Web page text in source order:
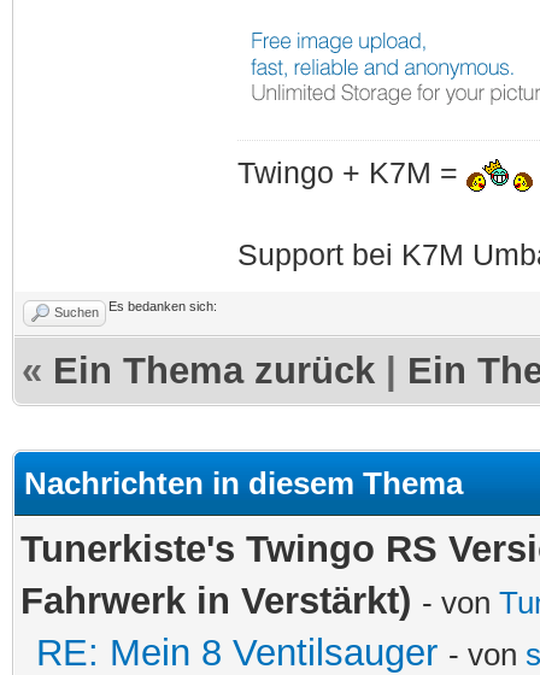
Twingo + K7M =
Support bei K7M
Suchen Es bedanken sich:
« Ein Thema zurück Ein
Nachrichten in diesem Thema
Tunerkiste's Twingo RS
Fahrwerk in Verstärkt) - von
RE: Mein 8 Ventilsauger - von